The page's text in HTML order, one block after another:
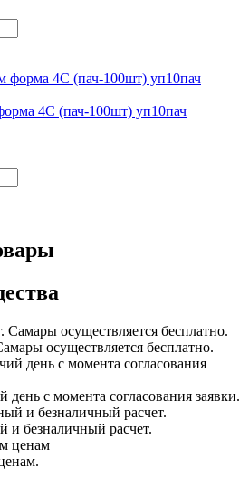
4С (пач-100шт) уп10пач
осуществляется бесплатно.
день с момента согласования заявки.
безналичный расчет.